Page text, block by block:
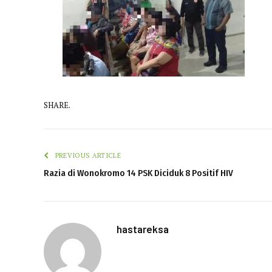
SHARE.
PREVIOUS ARTICLE
Razia di Wonokromo 14 PSK Diciduk 8 Positif HIV
hastareksa